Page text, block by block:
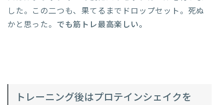
した。この二つも、果てるまでドロップセット。死ぬ
かと思った。 でも筋トレ最高楽しい。
トレーニング後はプロテインシェイクを